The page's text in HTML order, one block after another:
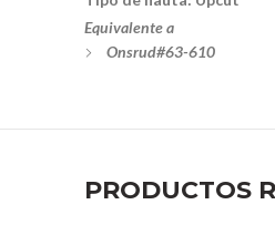
Equivalente a
Onsrud#63-610
PRODUCTOS